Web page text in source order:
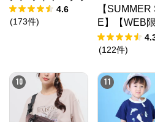
4.6
(173件)
【SUMMER
E】【WEB限
STEPMARK
ズペインター
(122件)
10 11
レディースファッションを中心
豊かにするオリジナルアイテム